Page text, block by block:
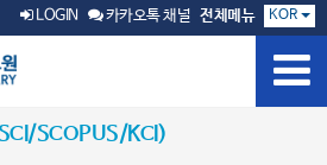
LOGIN 카카오톡 채널 전체메뉴 KOR
SCOPUS/KCI)